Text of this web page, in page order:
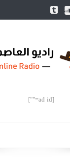
[ad id=""]